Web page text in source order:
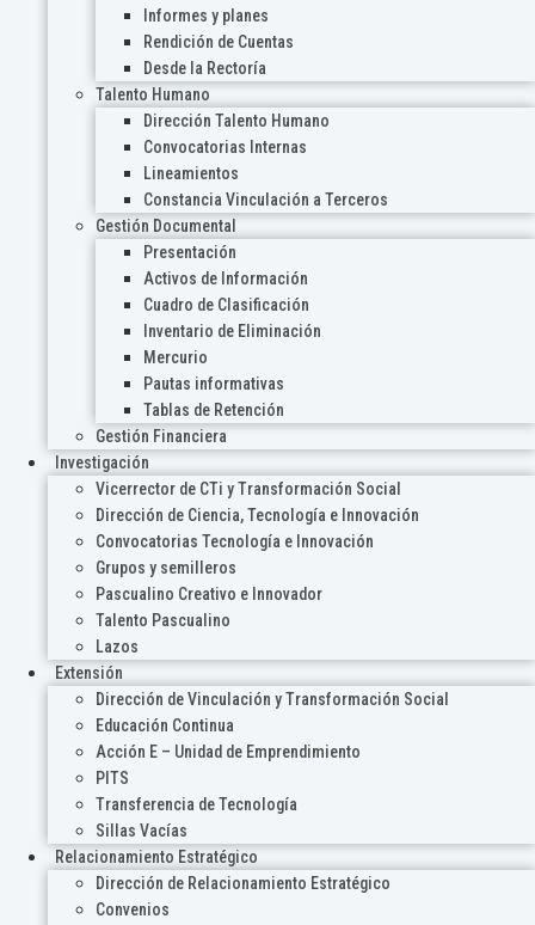
Informes y planes
Rendición de Cuentas
Desde la Rectoría
Talento Humano
Dirección Talento Humano
Convocatorias Internas
Lineamientos
Constancia Vinculación a Terceros
Gestión Documental
Presentación
Activos de Información
Cuadro de Clasificación
Inventario de Eliminación
Mercurio
Pautas informativas
Tablas de Retención
Gestión Financiera
Investigación
Vicerrector de CTi y Transformación Social
Dirección de Ciencia, Tecnología e Innovación
Convocatorias Tecnología e Innovación
Grupos y semilleros
Pascualino Creativo e Innovador
Talento Pascualino
Lazos
Extensión
Dirección de Vinculación y Transformación Social
Educación Continua
Acción E – Unidad de Emprendimiento
PITS
Transferencia de Tecnología
Sillas Vacías
Relacionamiento Estratégico
Dirección de Relacionamiento Estratégico
Convenios